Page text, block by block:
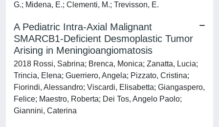
G.; Midena, E.; Clementi, M.; Trevisson, E.
A Pediatric Intra-Axial Malignant
SMARCB1-Deficient Desmoplastic Tumor
Arising in Meningioangiomatosis
2018 Rossi, Sabrina; Brenca, Monica; Zanatta, Lucia;
Trincia, Elena; Guerriero, Angela; Pizzato, Cristina;
Fiorindi, Alessandro; Viscardi, Elisabetta; Giangaspero,
Felice; Maestro, Roberta; Dei Tos, Angelo Paolo;
Giannini, Caterina